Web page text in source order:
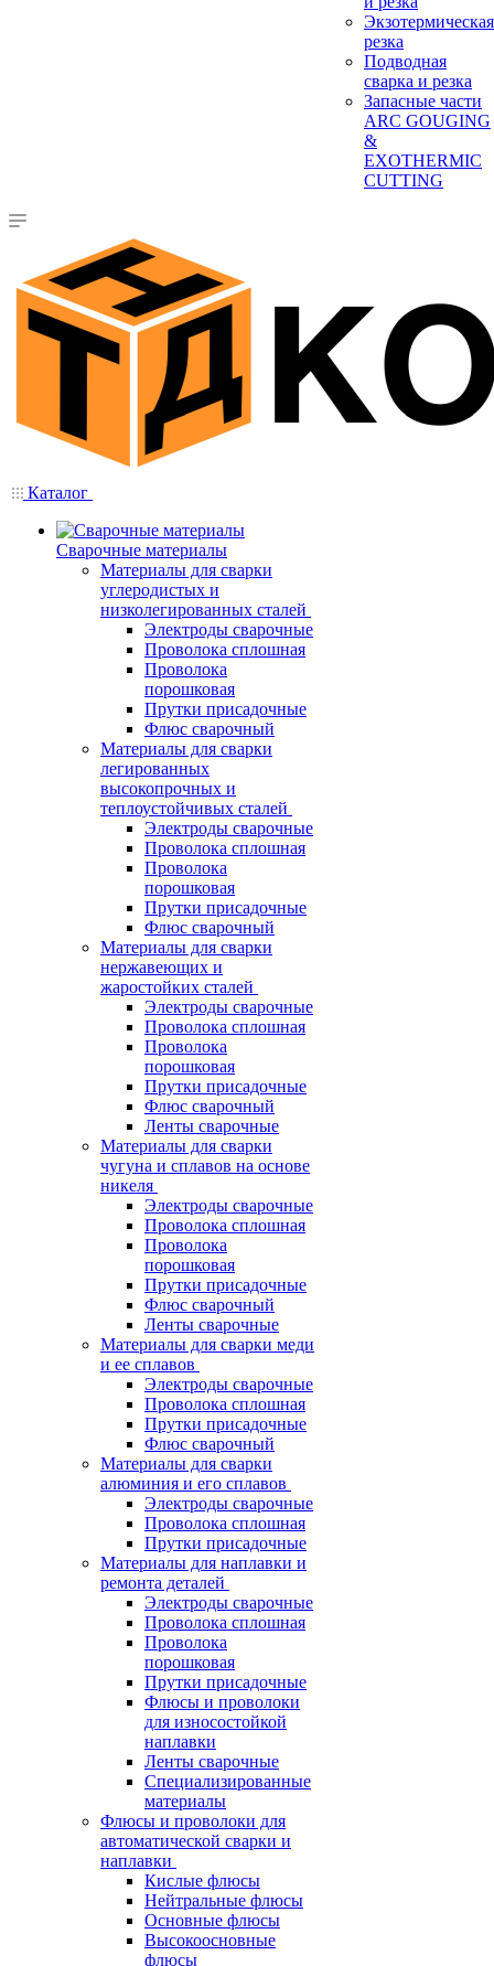
Экзотермическая
резка
Подводная
сварка и резка
Запасные части
ARC GOUGING
&
EXOTHERMIC
CUTTING
Каталог
Сварочные материалы
Материалы для сварки
углеродистых и
низколегированных сталей
Электроды сварочные
Проволока сплошная
Проволока
порошковая
Прутки присадочные
Флюс сварочный
Материалы для сварки
легированных
высокопрочных и
теплоустойчивых сталей
Электроды сварочные
Проволока сплошная
Проволока
порошковая
Прутки присадочные
Флюс сварочный
Материалы для сварки
нержавеющих и
жаростойких сталей
Электроды сварочные
Проволока сплошная
Проволока
порошковая
Прутки присадочные
Флюс сварочный
Ленты сварочные
Материалы для сварки
чугуна и сплавов на основе
никеля
Электроды сварочные
Проволока сплошная
Проволока
порошковая
Прутки присадочные
Флюс сварочный
Ленты сварочные
Материалы для сварки меди
и ее сплавов
Электроды сварочные
Проволока сплошная
Прутки присадочные
Флюс сварочный
Материалы для сварки
алюминия и его сплавов
Электроды сварочные
Проволока сплошная
Прутки присадочные
Материалы для наплавки и
ремонта деталей
Электроды сварочные
Проволока сплошная
Проволока
порошковая
Прутки присадочные
Флюсы и проволоки
для износостойкой
наплавки
Ленты сварочные
Специализированные
материалы
Флюсы и проволоки для
автоматической сварки и
наплавки
Кислые флюсы
Нейтральные флюсы
Основные флюсы
Высокоосновные
флюсы